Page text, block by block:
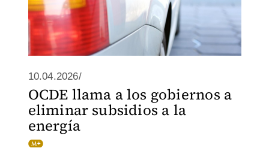
10.04.2026/
OCDE llama a los gobiernos a
eliminar subsidios a la
energía